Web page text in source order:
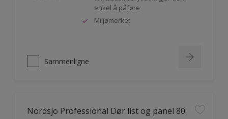
enkel å påføre
Miljømerket
Sammenligne
Nordsjö Professional Dør list og panel 80